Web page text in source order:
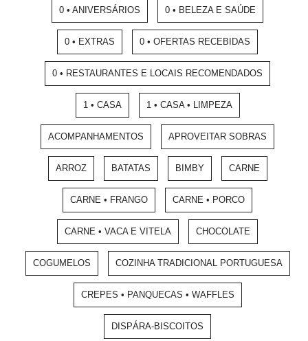
0 • ANIVERSÁRIOS 0 • BELEZA E SAÚDE
0 • EXTRAS 0 • OFERTAS RECEBIDAS
0 • RESTAURANTES E LOCAIS RECOMENDADOS
1 • CASA 1 • CASA • LIMPEZA
ACOMPANHAMENTOS APROVEITAR SOBRAS
ARROZ BATATAS BIMBY CARNE
CARNE • FRANGO CARNE • PORCO
CARNE • VACA E VITELA CHOCOLATE
COGUMELOS COZINHA TRADICIONAL PORTUGUESA
CREPES • PANQUECAS • WAFFLES
DISPÁRA-BISCOITOS